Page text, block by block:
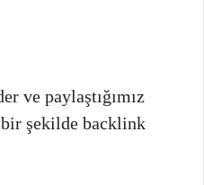
ve paylaştığımız
şekilde backlink